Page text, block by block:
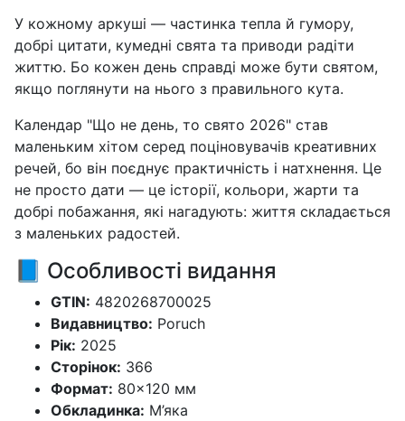
У кожному аркуші — частинка тепла й гумору,
добрі цитати, кумедні свята та приводи радіти
життю. Бо кожен день справді може бути святом,
якщо поглянути на нього з правильного кута.
Календар "Що не день, то свято 2026" став
маленьким хітом серед поціновувачів креативних
речей, бо він поєднує практичність і натхнення. Це
не просто дати — це історії, кольори, жарти та
добрі побажання, які нагадують: життя складається
з маленьких радостей.
📘 Особливості видання
GTIN: 4820268700025
Видавництво: Poruch
Рік: 2025
Сторінок: 366
Формат: 80×120 мм
Обкладинка: М’яка